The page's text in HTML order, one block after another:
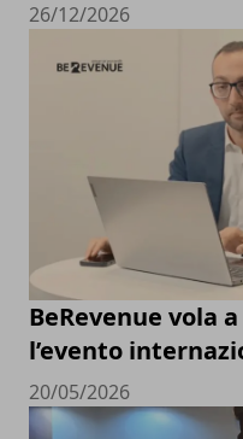
26/12/2026
BeRevenue vola a
l’evento
20/05/2026